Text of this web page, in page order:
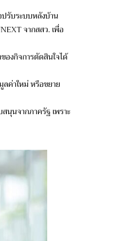
รับระบบหลังบ้าน
จากสสว. เพื่อ
องกิจการตัดสินใจได้
ค่าใหม่ หรือขยาย
นุนจากภาครัฐ เพราะ